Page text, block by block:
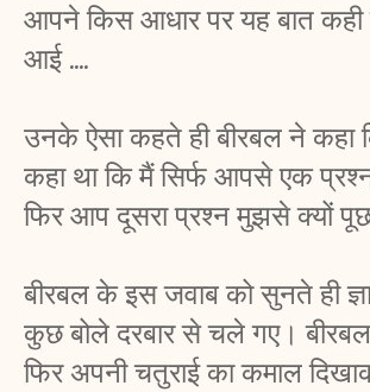
आपने किस आधार पर यह बात कही
आई ....
उनके ऐसा कहते ही बीरबल ने
कहा था कि मैं सिर्फ आपसे एक
फिर आप दूसरा प्रश्न मुझसे क्यों
बीरबल के इस जवाब को सुनते ही
कुछ बोले दरबार से चले गए।
फिर अपनी चतुराई का कमाल